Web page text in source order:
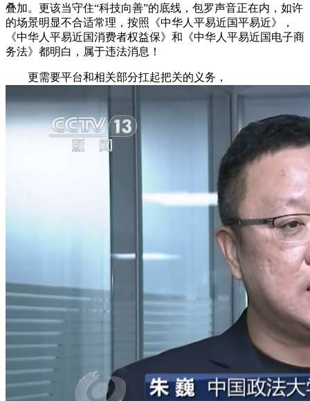
叠加。更该当守住“科技向善”的底线，包罗声音正在内，如许
的场景明显不合适常理，按照《中华人平易近国平易近》，
《中华人平易近国消费者权益保》和《中华人平易近国电子商
务法》都明白，属于违法消息！
更需要平台和相关部分扛起把关的义务，